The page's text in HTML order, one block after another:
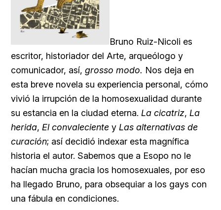
Bruno Ruiz-Nicoli es
escritor, historiador del Arte, arqueólogo y
comunicador, así, grosso modo. Nos deja en
esta breve novela su experiencia personal, cómo
vivió la irrupción de la homosexualidad durante
su estancia en la ciudad eterna. La cicatriz, La
herida, El convaleciente y Las alternativas de
curación; así decidió indexar esta magnífica
historia el autor. Sabemos que a Esopo no le
hacían mucha gracia los homosexuales, por eso
ha llegado Bruno, para obsequiar a los gays con
una fábula en condiciones.